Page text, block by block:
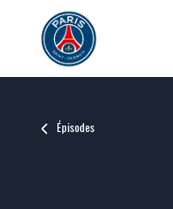
Épisodes